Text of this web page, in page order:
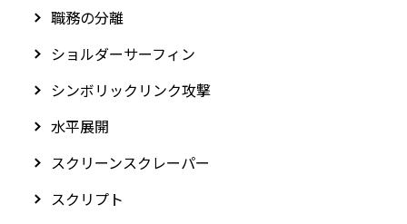
職務の分離
ショルダーサーフィン
シンボリックリンク攻撃
水平展開
スクリーンスクレーパー
スクリプト